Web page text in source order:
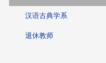
汉语古典学系
退休教师